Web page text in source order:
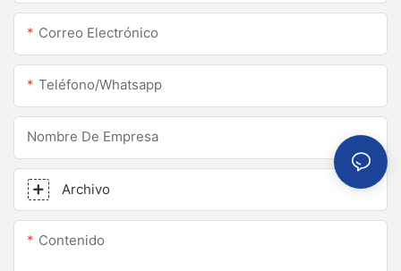
Correo Electrónico
Teléfono/whatsapp
Nombre De Empresa
Archivo
Contenido